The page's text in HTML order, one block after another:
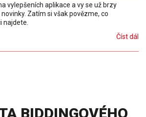
vylepšeních aplikace a vy se už brzy
Zatím si však povězme, co
najdete.
Číst dál
BIDDINGOVÉHO